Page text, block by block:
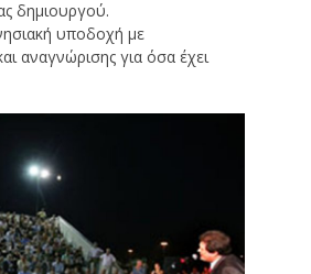
δημιουργού.
υποδοχή με
αναγνώρισης για όσα έχει